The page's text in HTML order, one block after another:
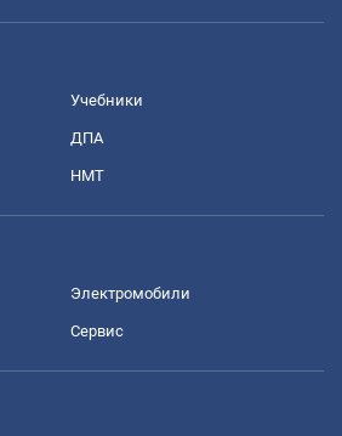
Учебники
ДПА
НМТ
Электромобили
Сервис